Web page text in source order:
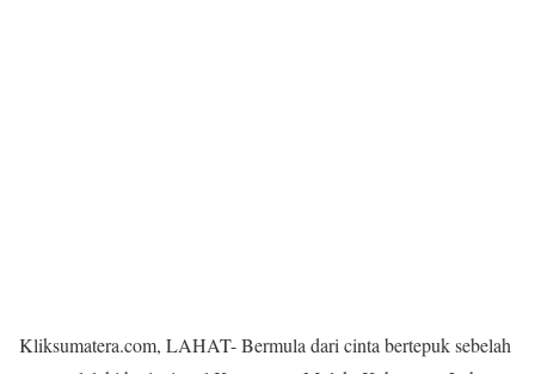
Kliksumatera.com, LAHAT- Bermula dari cinta bertepuk sebelah